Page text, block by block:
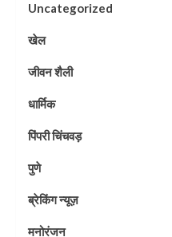
Uncategorized
खेल
जीवन शैली
धार्मिक
पिंपरी चिंचवड़
पुणे
ब्रेकिंग न्यूज़
मनोरंजन